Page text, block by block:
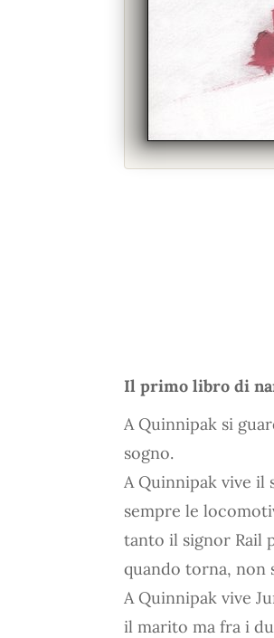
Il primo libro di
A Quinnipak si
sogno.
A Quinnipak vive il
sempre le
tanto il signor Rail
quando torna, non
A Quinnipak vive
il marito ma fra i